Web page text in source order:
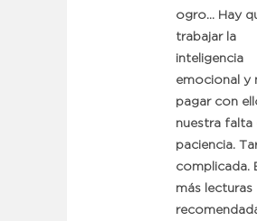
ogro… Hay
trabajar la
inteligencia
emocional y
pagar con
nuestra falta
paciencia.
complicada.
más lecturas